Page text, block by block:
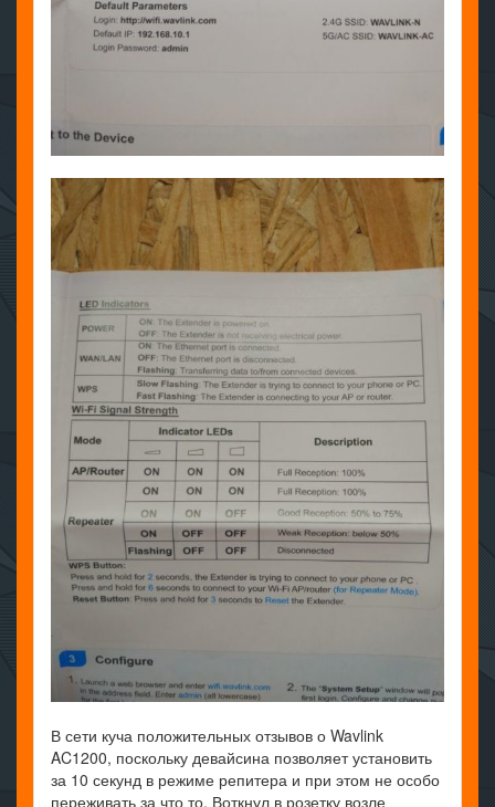
В сети куча положительных отзывов о Wavlink
AC1200, поскольку девайсина позволяет установить
за 10 секунд в режиме репитера и при этом не особо
переживать за что то. Воткнул в розетку возле